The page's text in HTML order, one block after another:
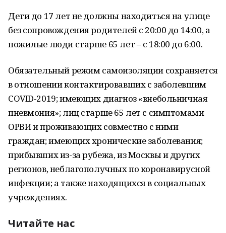
Дети до 17 лет не должны находиться на улице
без сопровождения родителей с 20:00 до 14:00, а
пожилые люди старше 65 лет – с 18:00 до 6:00.
Обязательный режим самоизоляции сохраняется
в отношении контактировавших с заболевшим
COVID-2019; имеющих диагноз «внебольничная
пневмония»; лиц старше 65 лет с симптомами
ОРВИ и проживающих совместно с ними
граждан; имеющих хронические заболевания;
прибывших из-за рубежа, из Москвы и других
регионов, неблагополучных по коронавирусной
инфекции; а также находящихся в социальных
учреждениях.
Читайте нас